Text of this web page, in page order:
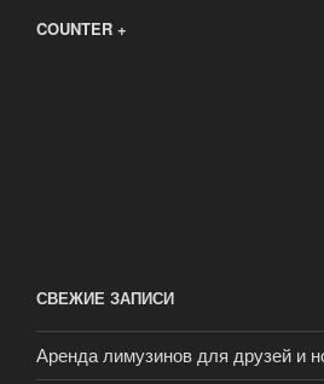
COUNTER +
СВЕЖИЕ ЗАПИСИ
Аренда лимузинов для друзей и